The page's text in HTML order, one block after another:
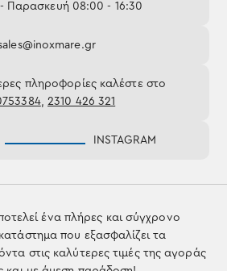
Παρασκευή 08:00 - 16:30
πληροφορίες καλέστε στο
, 2310 426 321
INSTAGRAM
ένα πλήρες και σύγχρονο
που εξασφαλίζει τα
στις καλύτερες τιμές της αγοράς